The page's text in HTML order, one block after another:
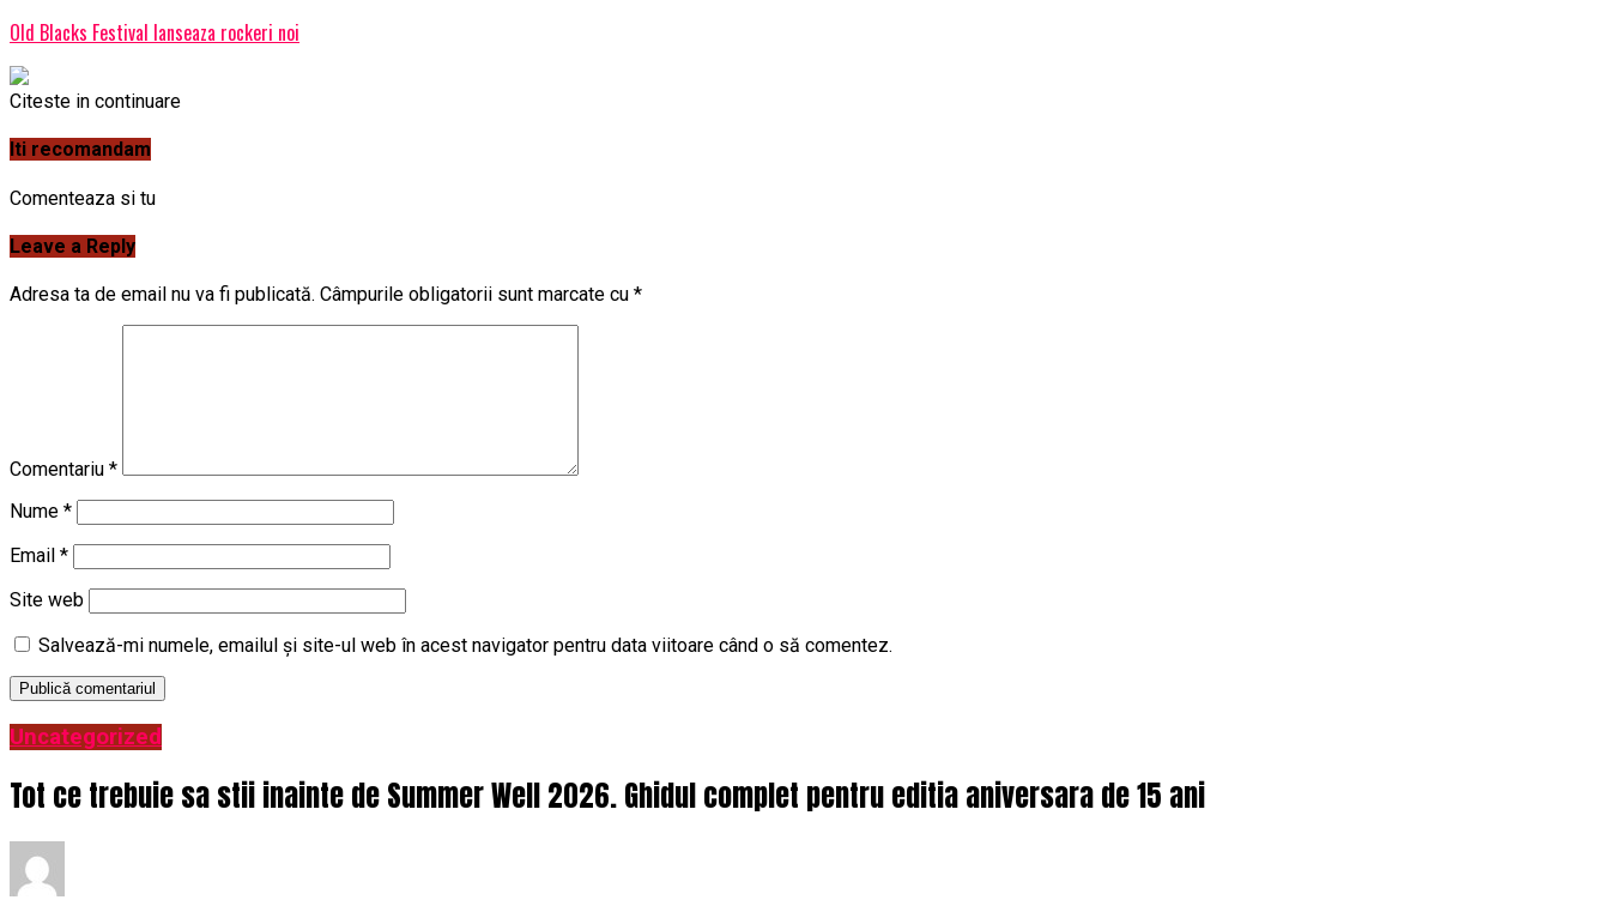
Old Blacks Festival lanseaza rockeri noi
Citeste in continuare
Iti recomandam
Comenteaza si tu
Leave a Reply
Adresa ta de email nu va fi publicată. Câmpurile obligatorii sunt marcate cu *
Comentariu *
Nume *
Email *
Site web
Salvează-mi numele, emailul și site-ul web în acest navigator pentru data viitoare când o să comentez.
Uncategorized
Tot ce trebuie sa stii inainte de Summer Well 2026. Ghidul complet pentru editia aniversara de 15 ani